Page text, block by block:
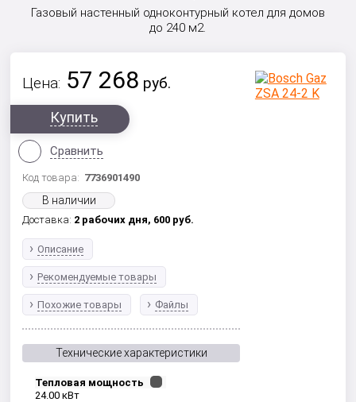
Газовый настенный одноконтурный котел для домов
до 240 м2.
Цена: 57 268 руб.
Купить
Сравнить
Код товара: 7736901490
В наличии
Доставка: 2 рабочих дня, 600 руб.
Описание
Рекомендуемые товары
Похожие товары Файлы
Технические характеристики
Тепловая мощность
24.00 кВт